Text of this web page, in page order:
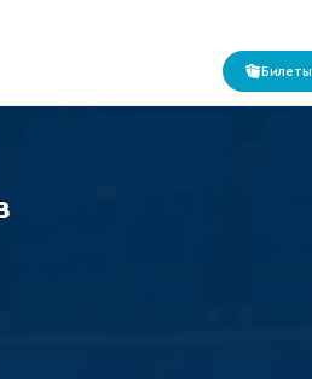
Билеты